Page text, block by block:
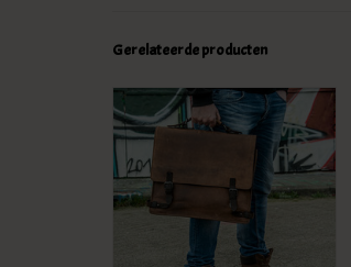
Gerelateerde producten